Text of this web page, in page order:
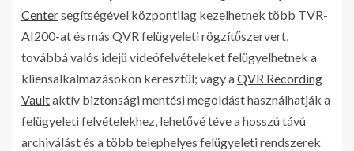
Centersegítségével központilag kezelhetnek több TVR-
AI200-at és más QVR felügyeleti rögzítőszervert,
továbbá valós idejű videófelvételeket felügyelhetnek a
kliensalkalmazásokon keresztül; vagy aQVR Recording
Vaultaktív biztonsági mentési megoldást használhatják a
felügyeleti felvételekhez, lehetővé téve a hosszú távú
archiválást és a több telephelyes felügyeleti rendszerek